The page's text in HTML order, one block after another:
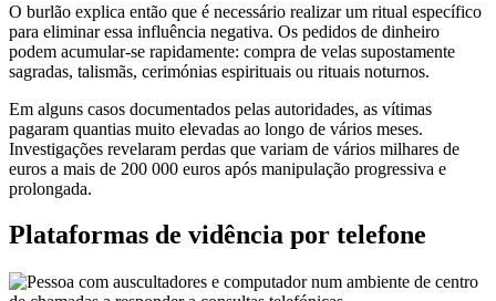
O burlão explica então que é necessário realizar um ritual específico
para eliminar essa influência negativa. Os pedidos de dinheiro
podem acumular-se rapidamente: compra de velas supostamente
sagradas, talismãs, cerimónias espirituais ou rituais noturnos.
Em alguns casos documentados pelas autoridades, as vítimas
pagaram quantias muito elevadas ao longo de vários meses.
Investigações revelaram perdas que variam de vários milhares de
euros a mais de 200 000 euros após manipulação progressiva e
prolongada.
Plataformas de vidência por telefone